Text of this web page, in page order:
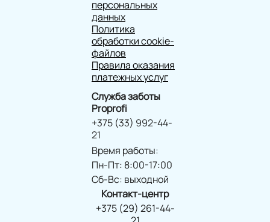
персональных
данных
Политика
обработки cookie-
файлов
Правила оказания
платежных услуг
Служба заботы
Proprofi
+375 (33) 992-44-
21
Время работы:
Пн-Пт: 8:00-17:00
Сб-Вс: выходной
Контакт-центр
+375 (29) 261-44-